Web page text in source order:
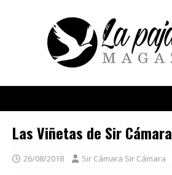
Las Viñetas de Sir Cámara
26/08/2018 Sir Cámara Sir Cámara